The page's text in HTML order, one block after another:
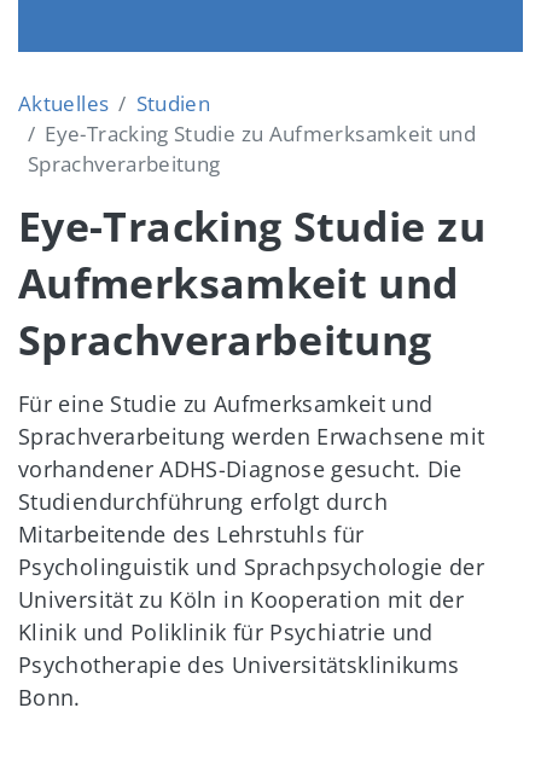
Aktuelles
Studien
Eye-Tracking Studie zu Aufmerksamkeit und
Sprachverarbeitung
Eye-Tracking Studie zu
Aufmerksamkeit und
Sprachverarbeitung
Für eine Studie zu Aufmerksamkeit und
Sprachverarbeitung werden Erwachsene mit
vorhandener ADHS-Diagnose gesucht. Die
Studiendurchführung erfolgt durch
Mitarbeitende des Lehrstuhls für
Psycholinguistik und Sprachpsychologie der
Universität zu Köln in Kooperation mit der
Klinik und Poliklinik für Psychiatrie und
Psychotherapie des Universitätsklinikums
Bonn.